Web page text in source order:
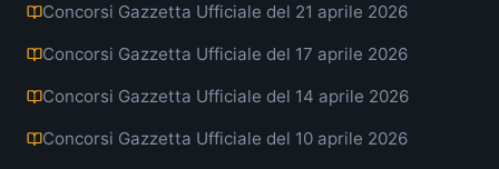
Concorsi Gazzetta Ufficiale del 21 aprile 2026
Concorsi Gazzetta Ufficiale del 17 aprile 2026
Concorsi Gazzetta Ufficiale del 14 aprile 2026
Concorsi Gazzetta Ufficiale del 10 aprile 2026